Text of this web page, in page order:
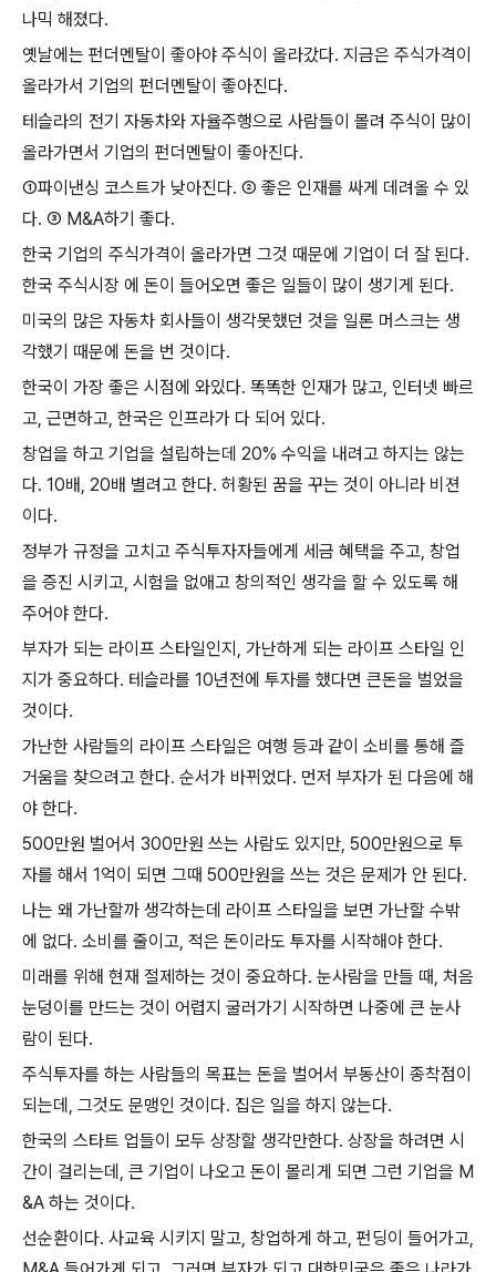
나믹 해졌다.
옛날에는 펀더멘탈이 좋아야 주식이 올라갔다. 지금은 주식가격이
올라가서 기업의 펀더멘탈이 좋아진다.
테슬라의 전기 자동차와 자율주행으로 사람들이 몰려 주식이 많이
올라가면서 기업의 펀더멘탈이 좋아진다.
①파이낸싱 코스트가 낮아진다. ② 좋은 인재를 싸게 데려올 수 있
다. ③ M&A하기 좋다.
한국 기업의 주식가격이 올라가면 그것 때문에 기업이 더 잘 된다.
한국 주식시장 에 돈이 들어오면 좋은 일들이 많이 생기게 된다.
미국의 많은 자동차 회사들이 생각못했던 것을 일론 머스크는 생
각했기 때문에 돈을 번 것이다.
한국이 가장 좋은 시점에 와있다. 똑똑한 인재가 많고, 인터넷 빠르
고, 근면하고, 한국은 인프라가 다 되어 있다.
창업을 하고 기업을 설립하는데 20% 수익을 내려고 하지는 않는
다. 10배, 20배 별려고 한다. 허황된 꿈을 꾸는 것이 아니라 비젼
이다.
정부가 규정을 고치고 주식투자자들에게 세금 혜택을 주고, 창업
을 증진 시키고, 시험을 없애고 창의적인 생각을 할 수 있도록 해
주어야 한다.
부자가 되는 라이프 스타일인지 , 가난하게 되는 라이프 스타일 인
지가 중요하다. 테슬라를 10년전에 투자를 했다면 큰돈을 벌었을
것이다.
가난한 사람들의 라이프 스타일은 여행 등과 같이 소비를 통해 즐
거움을 찾으려고 한다. 순서가 바뀌었다. 먼저 부자가 된 다음에 해
야 한다.
500만원 벌어서 300만원 쓰는 사람도 있지만, 500만원으로 투
자를 해서 1억이 되면 그때 500만원을 쓰는 것은 문제가 안 된다.
나는 왜 가난할까 생각하는데 라이프 스타일을 보면 가난할 수밖
에 없다. 소비를 줄이고, 적은 돈이라도 투자를 시작해야 한다.
미래를 위해 현재 절제하는 것이 중요하다. 눈사람을 만들 때, 처음
눈덩이를 만드는 것이 어렵지 굴러가기 시작하면 나중에 큰 눈사
람이 된다.
주식투자를 하는 사람들의 목표는 돈을 벌어서 부동산이 종착점이
되는데 , 그것도 문맹인 것이다. 집은 일을 하지 않는다.
한국의 스타트 업들이 모두 상장할 생각만한다. 상장을 하려면 시
간이 걸리는데 , 큰 기업이 나오고 돈이 몰리게 되면 그런 기업을 M
&A 하는 것이다.
선순환이다. 사교육 시키지 말고, 창업하게 하고, 펀딩이 들어가고,